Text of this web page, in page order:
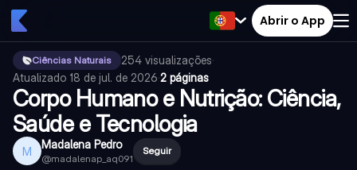
Abrir o App
Ciências Naturais 254 visualizações·
Atualizado 18 de jul. de 2026·2 páginas
Corpo Humano e Nutrição: Ciência,
Saúde e Tecnologia
M Madalena Pedro
@madalenap_aq091
Seguir